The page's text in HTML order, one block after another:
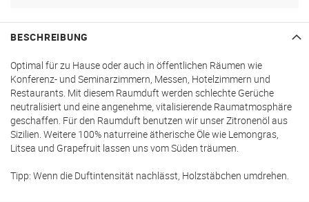
BESCHREIBUNG
Optimal für zu Hause oder auch in öffentlichen Räumen wie
Konferenz- und Seminarzimmern, Messen, Hotelzimmern und
Restaurants. Mit diesem Raumduft werden schlechte Gerüche
neutralisiert und eine angenehme, vitalisierende Raumatmosphäre
geschaffen. Für den Raumduft benutzen wir unser Zitronenöl aus
Sizilien. Weitere 100% naturreine ätherische Öle wie Lemongras,
Litsea und Grapefruit lassen uns vom Süden träumen.
Tipp: Wenn die Duftintensität nachlässt, Holzstäbchen umdrehen.